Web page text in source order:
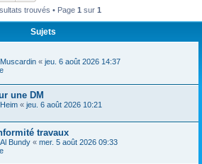
r
trouvés • Page 1 sur 1
Sujets
Muscardin « jeu. 6 août 2026 14:37
une DM
Heim « jeu. 6 août 2026 10:21
travaux
Al Bundy « mer. 5 août 2026 09:33